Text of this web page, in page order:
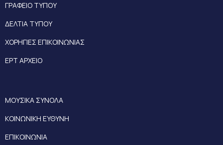
ΓΡΑΦΕΙΟ ΤΥΠΟΥ
ΔΕΛΤΙΑ ΤΥΠΟΥ
ΧΟΡΗΓΙΕΣ ΕΠΙΚΟΙΝΩΝΙΑΣ
ΕΡΤ ΑΡΧΕΙΟ
ΜΟΥΣΙΚΑ ΣΥΝΟΛΑ
ΚΟΙΝΩΝΙΚΗ ΕΥΘΥΝΗ
ΕΠΙΚΟΙΝΩΝΙΑ